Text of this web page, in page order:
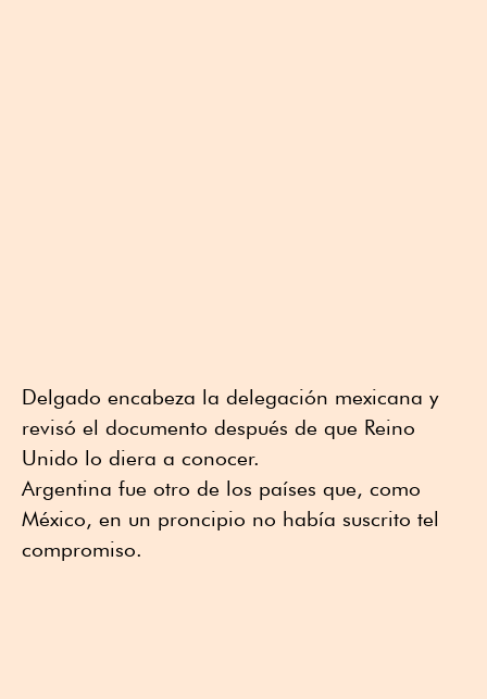
Delgado encabeza la delegación mexicana y
revisó el documento después de que Reino
Unido lo diera a conocer.
Argentina fue otro de los países que, como
México, en un proncipio no había suscrito tel
compromiso.